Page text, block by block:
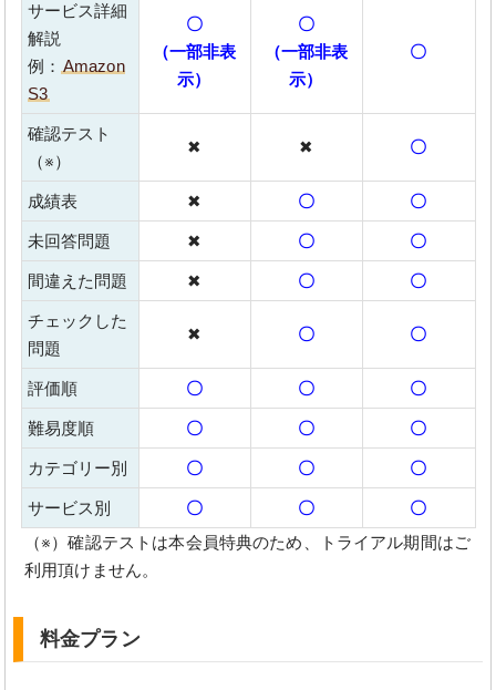
サービス詳細
解説
例： Amazon
S3
〇
（一部非表
示）
〇
（一部非表
示）
〇
確認テスト
（※）
✖ ✖ 〇
成績表 ✖ 〇 〇
未回答問題 ✖ 〇 〇
間違えた問題 ✖ 〇 〇
チェックした
問題
✖ 〇 〇
評価順 〇 〇 〇
難易度順 〇 〇 〇
カテゴリー別 〇 〇 〇
サービス別 〇 〇
〇
（※）確認テストは本会員特典のため、トライアル期間はご
利用頂けません。
料金プラン